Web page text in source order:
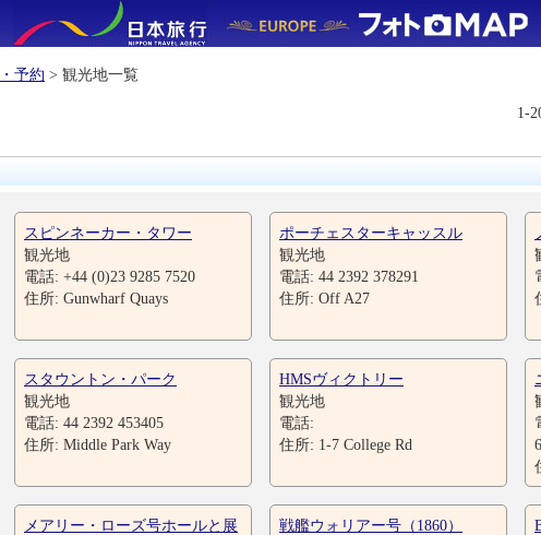
予約 > 観光地一覧
1-
スピンネーカー・タワー
観光地
電話: +44 (0)23 9285 7520
住所: Gunwharf Quays
ポーチェスターキャッスル
観光地
電話: 44 2392 378291
住所: Off A27
スタウントン・パーク
観光地
電話: 44 2392 453405
住所: Middle Park Way
HMSヴィクトリー
観光地
電話:
住所: 1-7 College Rd
メアリー・ローズ号ホールと展
戦艦ウォリアー号（1860）